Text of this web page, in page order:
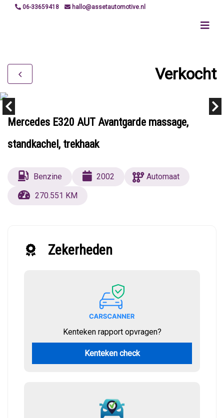
06-33659418 hallo@assetautomotive.nl
Verkocht
Mercedes E320 AUT Avantgarde massage,
standkachel, trekhaak
Benzine 2002
Automaat
270.551 KM
Zekerheden
Kenteken rapport opvragen?
Kenteken check